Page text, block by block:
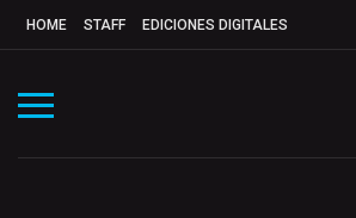
HOME STAFF EDICIONES DIGITALES